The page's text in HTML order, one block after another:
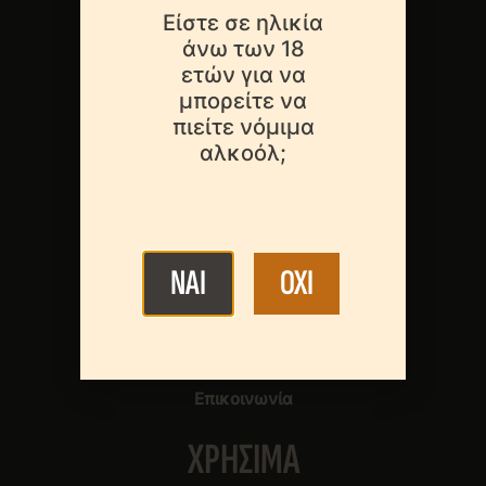
MENOY
Ποιοι Είμαστε
Νέα & Εκδηλώσεις
Επικοινωνία
XΡΗΣΙΜΑ
Είστε σε ηλικία
άνω των 18
ετών για να
μπορείτε να
πιείτε νόμιμα
αλκοόλ;
NAI OXI